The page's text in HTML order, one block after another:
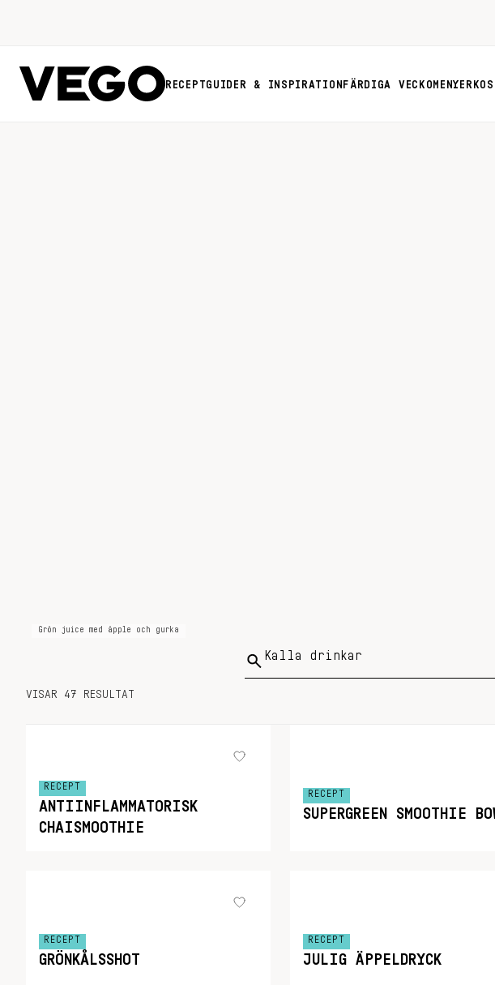
RECEPTGUIDER & INSPIRATION FÄRDIGA VECKOMENYER
Grön juice med äpple och gurka
Sök
VISAR 47 RESULTAT
RECEPT
ANTIINFLAMMATORISK
CHAISMOOTHIE
RECEPT
SUPERGREEN SMOOTHIE
RECEPT
GRÖNKÅLSSHOT
RECEPT
JULIG ÄPPELDRYCK